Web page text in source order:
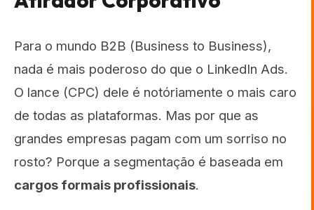
Para o mundo B2B (Business to Business),
nada é mais poderoso do que o LinkedIn Ads.
O lance (CPC) dele é notóriamente o mais caro
de todas as plataformas. Mas por que as
grandes empresas pagam com um sorriso no
rosto? Porque a segmentação é baseada em
cargos formais profissionais.